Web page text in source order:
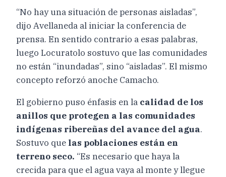
“No hay una situación de personas aisladas”,
dijo Avellaneda al iniciar la conferencia de
prensa. En sentido contrario a esas palabras,
luego Locuratolo sostuvo que las comunidades
no están “inundadas”, sino “aisladas”. El mismo
concepto reforzó anoche Camacho.
El gobierno puso énfasis en la calidad de los
anillos que protegen a las comunidades
indígenas ribereñas del avance del agua.
Sostuvo que las poblaciones están en
terreno seco. “Es necesario que haya la
crecida para que el agua vaya al monte y llegue